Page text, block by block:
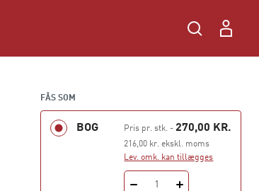
FÅS SOM
BOG Pris pr. stk. - 270,00 KR.
216,00 kr. ekskl. moms
Lev. omk. kan tillægges
1